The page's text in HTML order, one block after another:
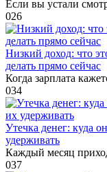
Если вы устали
026
Низкий доход: что
делать прямо сейчас
Когда зарплата
034
Утечка денег: куда
удерживать
Каждый месяц
037